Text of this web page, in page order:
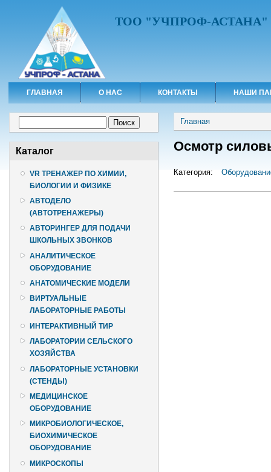
ТОО "УЧПРОФ-АСТАНА"
ГЛАВНАЯ О НАС КОНТАКТЫ НАШИ
Каталог
VR ТРЕНАЖЕР ПО ХИМИИ,
БИОЛОГИИ И ФИЗИКЕ
АВТОДЕЛО
(АВТОТРЕНАЖЕРЫ)
АВТОРИНГЕР ДЛЯ ПОДАЧИ
ШКОЛЬНЫХ ЗВОНКОВ
АНАЛИТИЧЕСКОЕ
ОБОРУДОВАНИЕ
АНАТОМИЧЕСКИЕ МОДЕЛИ
ВИРТУАЛЬНЫЕ
ЛАБОРАТОРНЫЕ РАБОТЫ
ИНТЕРАКТИВНЫЙ ТИР
ЛАБОРАТОРИИ СЕЛЬСКОГО
ХОЗЯЙСТВА
ЛАБОРАТОРНЫЕ УСТАНОВКИ
(СТЕНДЫ)
МЕДИЦИНСКОЕ
ОБОРУДОВАНИЕ
МИКРОБИОЛОГИЧЕСКОЕ,
БИОХИМИЧЕСКОЕ
ОБОРУДОВАНИЕ
МИКРОСКОПЫ
Вы здесь
Главная
Осмотр
Категория: